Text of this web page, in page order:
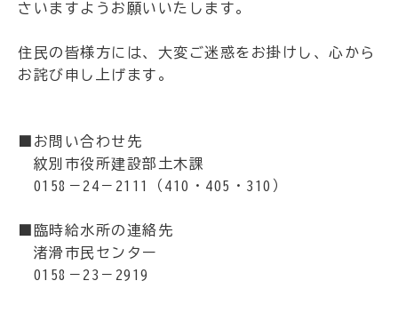
さいますようお願いいたします。
住民の皆様方には、大変ご迷惑をお掛けし、心から
お詫び申し上げます。
■お問い合わせ先
紋別市役所建設部土木課
0158－24－2111（410・405・310）
■臨時給水所の連絡先
渚滑市民センター
0158－23－2919